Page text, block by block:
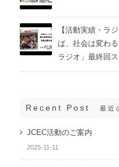
【活動実績・ラ
ば、社会は変わ
ラジオ」最終回
Recent Post 最近
JCEC活動のご案内
2025-11-11